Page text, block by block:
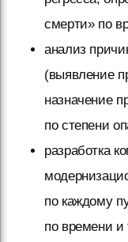
смерти» по
анализ
(выявление
назначение
по степени
разработка
по каждому
по времени